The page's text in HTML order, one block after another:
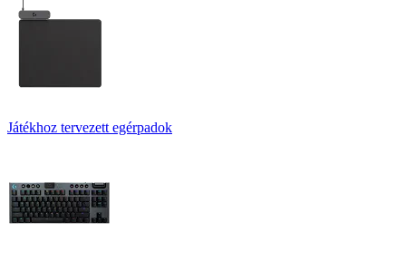
Játékhoz tervezett egérpadok